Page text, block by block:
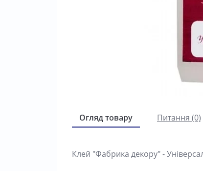
Огляд товару Питання (0)
Клей "Фабрика декору" -